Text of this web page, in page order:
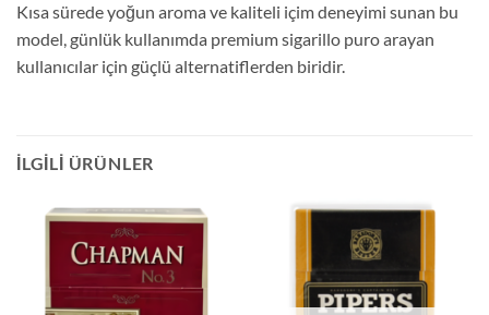
Kısa sürede yoğun aroma ve kaliteli içim deneyimi sunan bu
model, günlük kullanımda premium sigarillo puro arayan
kullanıcılar için güçlü alternatiflerden biridir.
İLGILI ÜRÜNLER